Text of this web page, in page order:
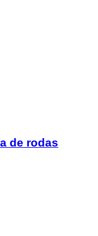
de rodas